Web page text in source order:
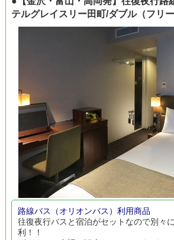
テルグレイスリー田町/ダブル（フリー
路線バス（オリオンバス）利用商品
往復夜行バスと宿泊がセットなので別々
利！！